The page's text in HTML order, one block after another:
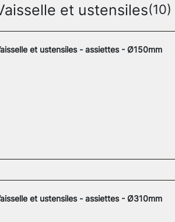
et ustensiles(10)
et ustensiles - assiettes - Ø150mm
et ustensiles - assiettes - Ø310mm